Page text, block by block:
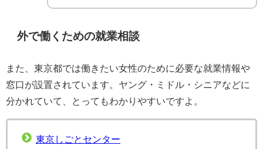
外で働くための就業相談
また、東京都では働きたい女性のために必要な就業情報や
窓口が設置されています。ヤング・ミドル・シニアなどに
分かれていて、とってもわかりやすいですよ。
東京しごとセンター